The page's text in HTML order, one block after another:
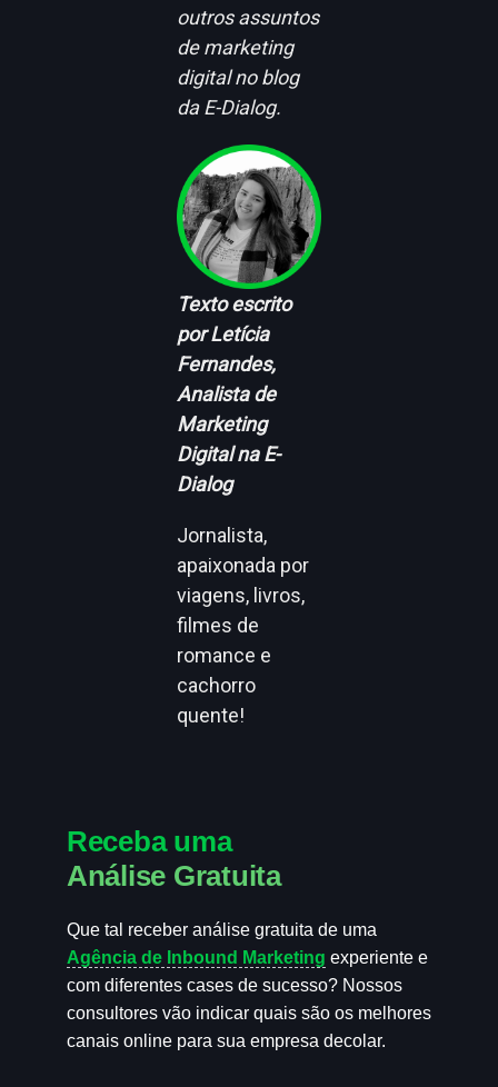
outros assuntos
de marketing
digital no blog
da E-Dialog.
Texto escrito
por Letícia
Fernandes,
Analista de
Marketing
Digital na E-
Dialog
Jornalista,
apaixonada por
viagens, livros,
filmes de
romance e
cachorro
quente!
Receba uma
Análise Gratuita
Que tal receber análise gratuita de uma
Agência de Inbound Marketing experiente e
com diferentes cases de sucesso? Nossos
consultores vão indicar quais são os melhores
canais online para sua empresa decolar.